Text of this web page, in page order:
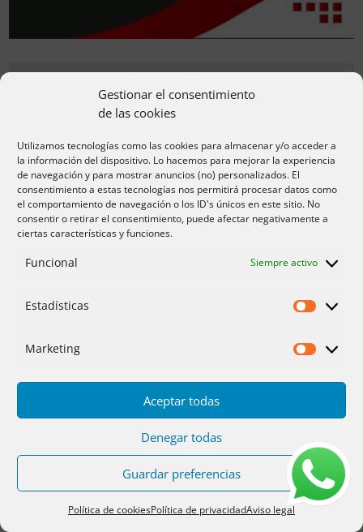
Gestionar el consentimiento
de las cookies
Utilizamos tecnologías como las cookies para almacenar y/o acceder a
la información del dispositivo. Lo hacemos para mejorar la experiencia
de navegación y para mostrar anuncios (no) personalizados. El
consentimiento a estas tecnologías nos permitirá procesar datos como
el comportamiento de navegación o los ID's únicos en este sitio. No
consentir o retirar el consentimiento, puede afectar negativamente a
ciertas características y funciones.
Funcional Siempre activo
Estadísticas
Marketing
Aceptar todas
Denegar todas
Guardar preferencias
Política de cookiesPolítica de privacidadAviso legal